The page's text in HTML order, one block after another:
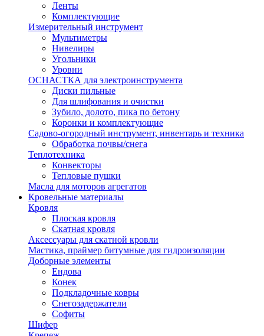
Ленты
Комплектующие
Измерительный инструмент
Мультиметры
Нивелиры
Угольники
Уровни
ОСНАСТКА для электроинструмента
Диски пильные
Для шлифования и очистки
Зубило, долото, пика по бетону
Коронки и комплектующие
Садово-огородный инструмент, инвентарь и техника
Обработка почвы/снега
Теплотехника
Конвекторы
Тепловые пушки
Масла для моторов агрегатов
Кровельные материалы
Кровля
Плоская кровля
Скатная кровля
Аксессуары для скатной кровли
Мастика, праймер битумные для гидроизоляции
Доборные элементы
Ендова
Конек
Подкладочные ковры
Снегозадержатели
Софиты
Шифер